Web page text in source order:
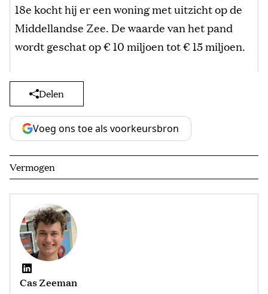
18e kocht hij er een woning met uitzicht op de
Middellandse Zee. De waarde van het pand
wordt geschat op € 10 miljoen tot € 15 miljoen.
Delen
Voeg ons toe als voorkeursbron
Vermogen
Cas Zeeman